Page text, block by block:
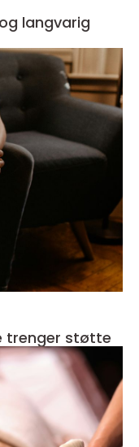
langvarig
trenger støtte